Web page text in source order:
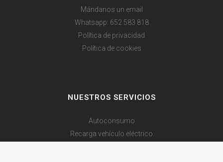
Mándanos un email
Whatsapp: 652 583 818
Política de privacidad
Política de cookies
NUESTROS SERVICIOS
Autoconsumo
Recarga vehículo eléctrico